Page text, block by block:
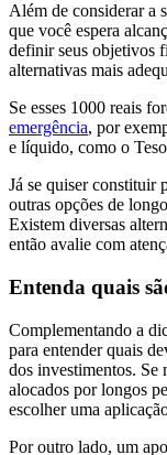
Além de considerar a
que você espera
definir seus objetivos
alternativas mais
Se esses 1000 reais
emergência, por
e líquido, como o
Já se quiser constituir
outras opções de
Existem diversas
então avalie com
Entenda quais
Complementando a
para entender quais
dos investimentos. Se
alocados por longos
escolher uma
Por outro lado, um